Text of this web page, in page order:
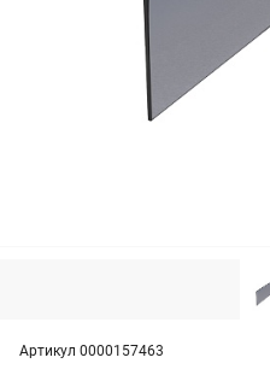
Артикул 0000157463